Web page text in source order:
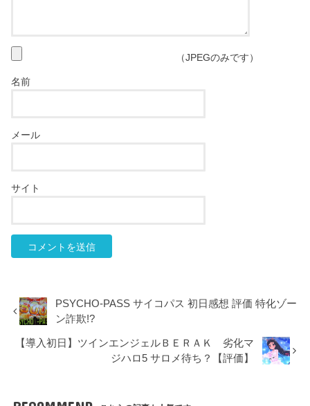
（JPEGのみです）
名前
メール
サイト
PSYCHO-PASS サイコパス 初日感想 評価 特化ゾー
ン詐欺!?
【導入初日】ツインエンジェルＢＥＲＡＫ 劣化マ
ジハロ5 サロメ待ち？【評価】